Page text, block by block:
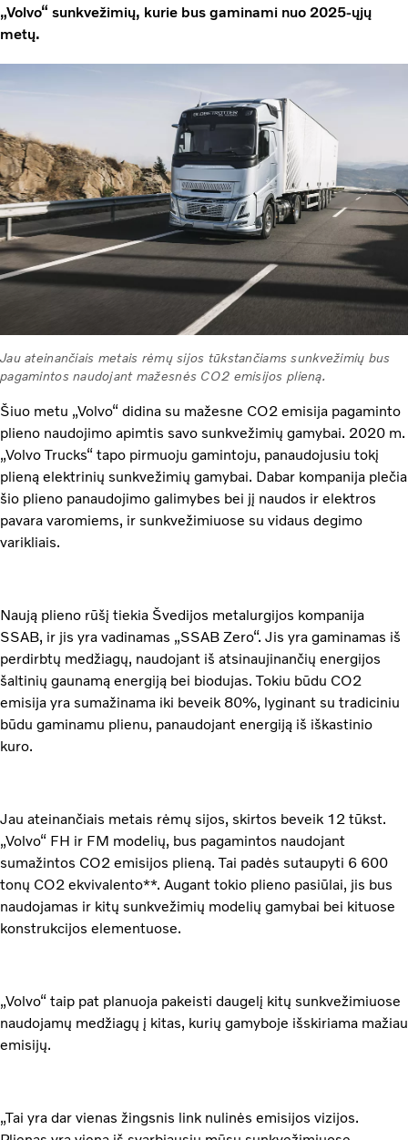
„Volvo“ sunkvežimių, kurie bus gaminami nuo 2025-ųjų
metų.
Jau ateinančiais metais rėmų sijos tūkstančiams sunkvežimių bus
pagamintos naudojant mažesnės CO2 emisijos plieną.
Šiuo metu „Volvo“ didina su mažesne CO2 emisija pagaminto
plieno naudojimo apimtis savo sunkvežimių gamybai. 2020 m.
„Volvo Trucks“ tapo pirmuoju gamintoju, panaudojusiu tokį
plieną elektrinių sunkvežimių gamybai. Dabar kompanija plečia
šio plieno panaudojimo galimybes bei jį naudos ir elektros
pavara varomiems, ir sunkvežimiuose su vidaus degimo
varikliais.
Naują plieno rūšį tiekia Švedijos metalurgijos kompanija
SSAB, ir jis yra vadinamas „SSAB Zero“. Jis yra gaminamas iš
perdirbtų medžiagų, naudojant iš atsinaujinančių energijos
šaltinių gaunamą energiją bei biodujas. Tokiu būdu CO2
emisija yra sumažinama iki beveik 80%, lyginant su tradiciniu
būdu gaminamu plienu, panaudojant energiją iš iškastinio
kuro.
Jau ateinančiais metais rėmų sijos, skirtos beveik 12 tūkst.
„Volvo“ FH ir FM modelių, bus pagamintos naudojant
sumažintos CO2 emisijos plieną. Tai padės sutaupyti 6 600
tonų CO2 ekvivalento**. Augant tokio plieno pasiūlai, jis bus
naudojamas ir kitų sunkvežimių modelių gamybai bei kituose
konstrukcijos elementuose.
„Volvo“ taip pat planuoja pakeisti daugelį kitų sunkvežimiuose
naudojamų medžiagų į kitas, kurių gamyboje išskiriama mažiau
emisijų.
„Tai yra dar vienas žingsnis link nulinės emisijos vizijos.